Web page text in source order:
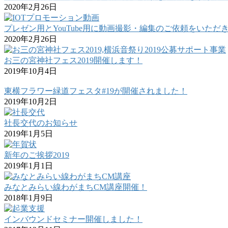
2020年2月26日
プレゼン用とYouTube用に動画撮影・編集のご依頼をいただ
2020年2月26日
お三の宮神社フェス2019開催します！
2019年10月4日
東横フラワー緑道フェスタ#19が開催されました！
2019年10月2日
社長交代のお知らせ
2019年1月5日
新年のご挨拶2019
2019年1月1日
みなとみらい線わがまちCM講座開催！
2018年1月9日
インバウンドセミナー開催しました！